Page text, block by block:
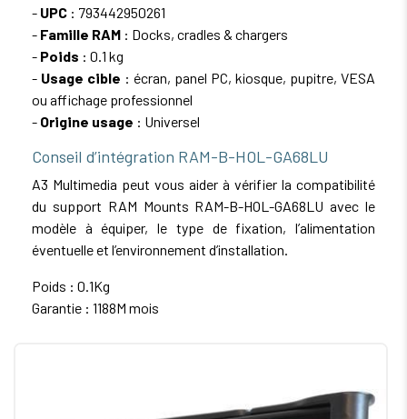
- UPC : 793442950261
- Famille RAM : Docks, cradles & chargers
- Poids : 0.1 kg
- Usage cible : écran, panel PC, kiosque, pupitre, VESA
ou affichage professionnel
- Origine usage : Universel
Conseil d’intégration RAM-B-HOL-GA68LU
A3 Multimedia peut vous aider à vérifier la compatibilité
du support RAM Mounts RAM-B-HOL-GA68LU avec le
modèle à équiper, le type de fixation, l’alimentation
éventuelle et l’environnement d’installation.
Poids : 0.1Kg
Garantie : 1188M mois